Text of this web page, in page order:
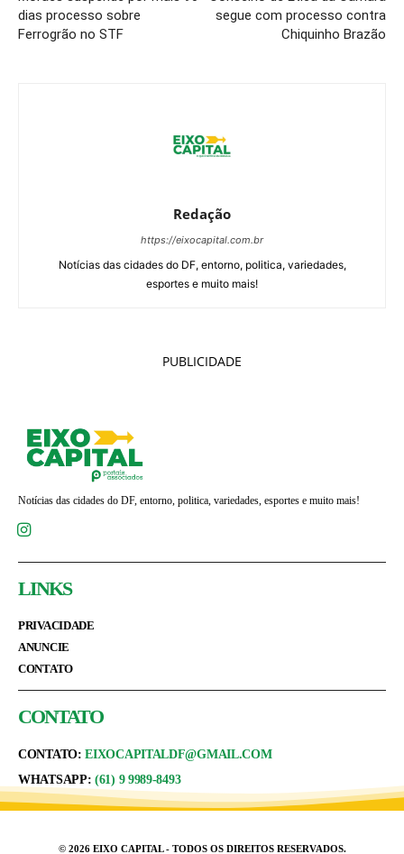
dias processo sobre
Ferrogrão no STF
segue com processo contra
Chiquinho Brazão
Redação
https://eixocapital.com.br
Notícias das cidades do DF, entorno, politica, variedades,
esportes e muito mais!
PUBLICIDADE
Notícias das cidades do DF, entorno, politica, variedades, esportes e muito mais!
LINKS
PRIVACIDADE
ANUNCIE
CONTATO
CONTATO
CONTATO:EIXOCAPITALDF@GMAIL.COM
WHATSAPP: (61) 9 9989-8493
© 2026 EIXO CAPITAL - TODOS OS DIREITOS RESERVADOS.